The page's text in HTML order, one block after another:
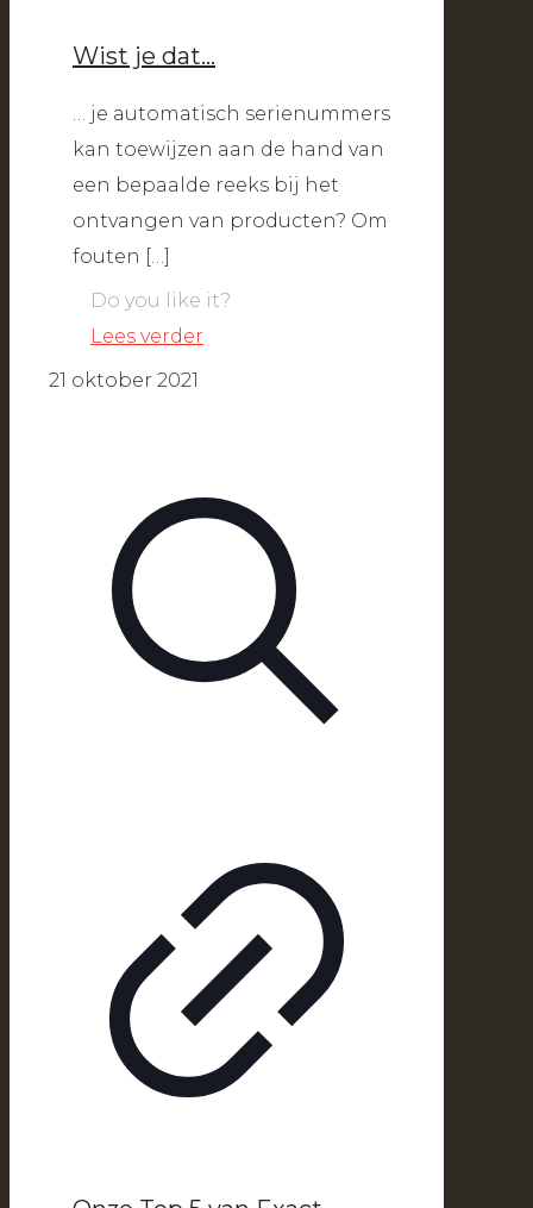
Wist je dat…
… je automatisch serienummers
kan toewijzen aan de hand van
een bepaalde reeks bij het
ontvangen van producten? Om
fouten […]
Do you like it?
Lees verder
21 oktober 2021